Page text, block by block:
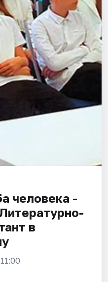
человека -
в